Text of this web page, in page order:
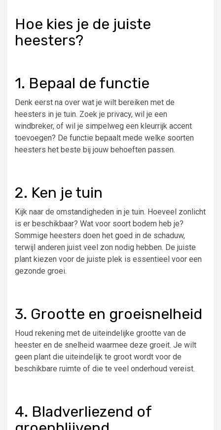
Hoe kies je de juiste
heesters?
1. Bepaal de functie
Denk eerst na over wat je wilt bereiken met de
heesters in je tuin. Zoek je privacy, wil je een
windbreker, of wil je simpelweg een kleurrijk accent
toevoegen? De functie bepaalt mede welke soorten
heesters het beste bij jouw behoeften passen.
2. Ken je tuin
Kijk naar de omstandigheden in je tuin. Hoeveel zonlicht
is er beschikbaar? Wat voor soort bodem heb je?
Sommige heesters doen het goed in de schaduw,
terwijl anderen juist veel zon nodig hebben. De juiste
plant kiezen voor de juiste plek is essentieel voor een
gezonde groei.
3. Grootte en groeisnelheid
Houd rekening met de uiteindelijke grootte van de
heester en de snelheid waarmee deze groeit. Je wilt
geen plant die uiteindelijk te groot wordt voor de
beschikbare ruimte of die te veel onderhoud vereist.
4. Bladverliezend of